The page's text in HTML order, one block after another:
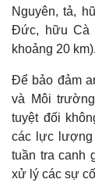
Nguyên, tả,
Đức, hữu Cà
khoảng 20 km).
Để bảo đảm
và Môi
tuyệt đối
các lực lượng
tuần tra canh
xử lý các sự